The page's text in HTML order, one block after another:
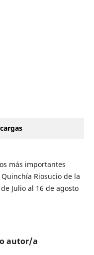
más importantes
Riosucio de la
Julio al 16 de agosto
autor/a